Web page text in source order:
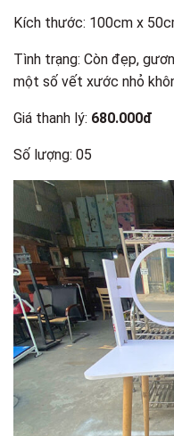
Kích thước: 100cm x
Tình trạng: Còn đẹp,
một số vết xước nhỏ
Giá thanh lý: 680.000đ
Số lượng: 05